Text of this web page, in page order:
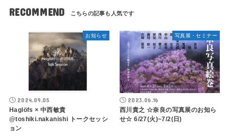
RECOMMEND
お知らせ
2024.09.05
Haglöfs × 中西敏貴
@toshiki.nakanishi トークセッシ
ョン
写真展・セミナー
2023.06.16
西川貴之 ☆奈良の写真展のお知ら
せ☆ 6/27(火)~7/2(日)